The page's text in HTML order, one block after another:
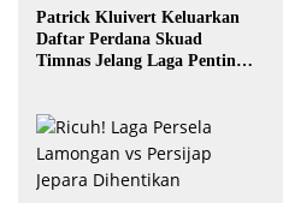
Patrick Kluivert Keluarkan
Daftar Perdana Skuad
Timnas Jelang Laga Penting